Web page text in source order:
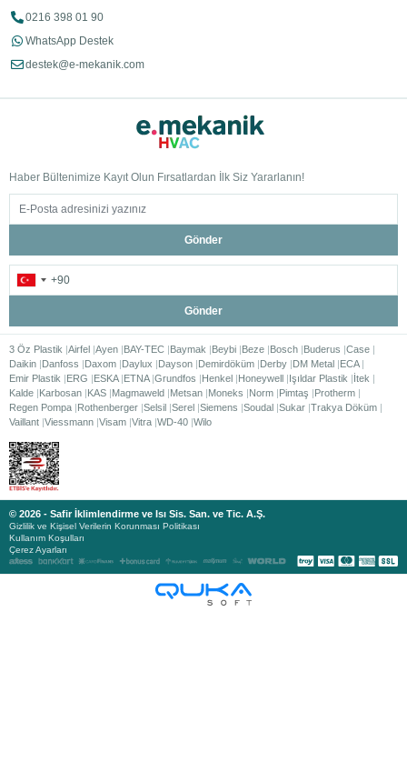
0216 398 01 90
WhatsApp Destek
destek@e-mekanik.com
Haber Bültenimize Kayıt Olun Fırsatlardan İlk Siz Yararlanın!
Gönder
Gönder
3 Öz Plastik Airfel Ayen BAY-TEC Baymak Beybi Beze Bosch Buderus Case
Daikin Danfoss Daxom Daylux Dayson Demirdöküm Derby DM Metal ECA
Emir Plastik
ERG ESKA ETNA Grundfos Henkel Honeywell Işıldar Plastik
İtek
Kalde Karbosan KAS Magmaweld Metsan Moneks Norm Pimtaş
Protherm
Regen Pompa Rothenberger Selsil Serel Siemens Soudal Sukar Trakya Döküm
Vaillant Viessmann Visam Vitra WD-40 Wilo
© 2026 - Safir İklimlendirme ve Isı Sis. San. ve Tic. A.Ş.
Gizlilik ve Kişisel Verilerin Korunması Politikası
Kullanım Koşulları
Çerez Ayarları